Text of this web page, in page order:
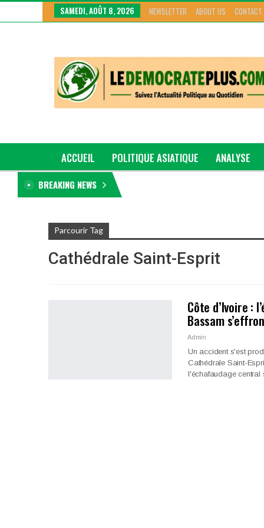
SAMEDI, AOÛT 8, 2026 NEWSLETTER ABOUT US
ACCUEIL POLITIQUE ASIATIQUE
ANALYSE
GRAND GENRE
BREAKING NEWS
Parcourir Tag
Cathédrale Saint-Esprit
Côte d’Ivoire :
Bassam
Admin
Un accident s'est
Cathédrale Saint-
l'échafaudage